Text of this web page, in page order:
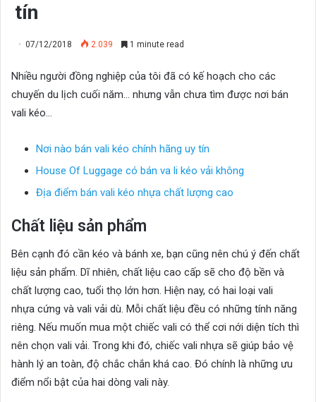
tín
07/12/2018 2.039 1 minute read
Nhiều người đồng nghiệp của tôi đã có kế hoạch cho các
chuyến du lịch cuối năm… nhưng vẫn chưa tìm được nơi bán
vali kéo…
Nơi nào bán vali kéo chính hãng uy tín
House Of Luggage có bán va li kéo vải không
Địa điểm bán vali kéo nhựa chất lượng cao
Chất liệu sản phẩm
Bên cạnh đó cần kéo và bánh xe, bạn cũng nên chú ý đến chất
liệu sản phẩm. Dĩ nhiên, chất liệu cao cấp sẽ cho độ bền và
chất lượng cao, tuổi thọ lớn hơn. Hiện nay, có hai loại vali
nhựa cứng và vali vải dù. Mỗi chất liệu đều có những tính năng
riêng. Nếu muốn mua một chiếc vali có thể cơi nới diện tích thì
nên chọn vali vải. Trong khi đó, chiếc vali nhựa sẽ giúp bảo vệ
hành lý an toàn, độ chắc chắn khá cao. Đó chính là những ưu
điểm nổi bật của hai dòng vali này.